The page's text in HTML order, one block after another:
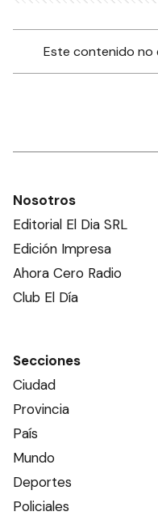
Este contenido
Nosotros
Editorial El Dia SRL
Edición Impresa
Ahora Cero Radio
Club El Día
Secciones
Ciudad
Provincia
País
Mundo
Deportes
Policiales